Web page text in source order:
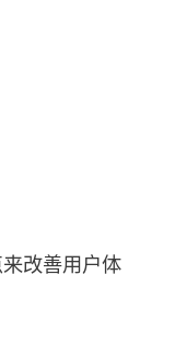
改善用户体